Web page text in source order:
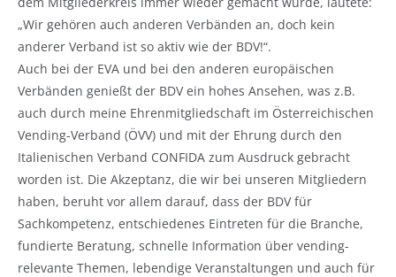
„Wir gehören auch anderen Verbänden an, doch kein
anderer Verband ist so aktiv wie der BDV!“.
Auch bei der EVA und bei den anderen europäischen
Verbänden genießt der BDV ein hohes Ansehen, was z.B.
auch durch meine Ehrenmitgliedschaft im Österreichischen
Vending-Verband (ÖVV) und mit der Ehrung durch den
Italienischen Verband CONFIDA zum Ausdruck gebracht
worden ist. Die Akzeptanz, die wir bei unseren Mitgliedern
haben, beruht vor allem darauf, dass der BDV für
Sachkompetenz, entschiedenes Eintreten für die Branche,
fundierte Beratung, schnelle Information über vending-
relevante Themen, lebendige Veranstaltungen und auch für